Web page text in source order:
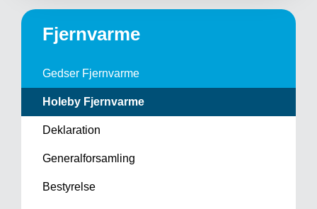
Fjernvarme
Gedser Fjernvarme
Holeby Fjernvarme
Deklaration
Generalforsamling
Bestyrelse